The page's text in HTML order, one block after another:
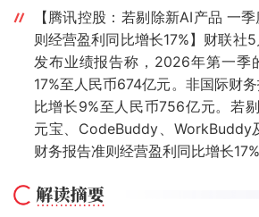
【腾讯控股：若剔除新AI产品 一
则经营盈利同比增长17%】财联社
发布业绩报告称，2026年第一季
17%至人民币674亿元。非国际财
比增长9%至人民币756亿元。若
元宝、CodeBuddy、WorkBuddy
财务报告准则经营盈利同比增长